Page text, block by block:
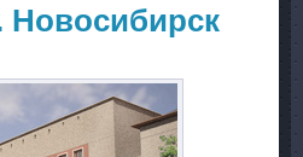
Новосибирск